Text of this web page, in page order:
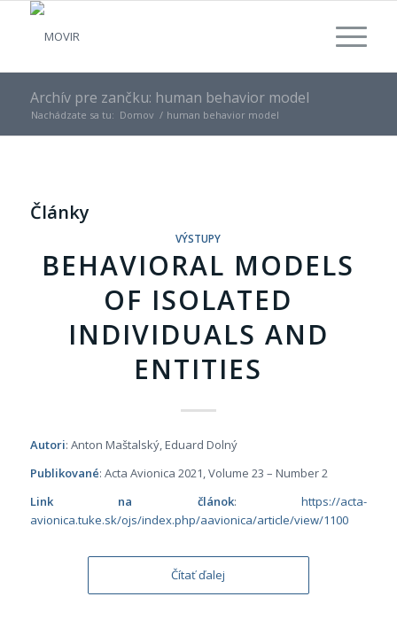
Archív pre zančku: human behavior model
Nachádzate sa tu: Domov / human behavior model
Články
VÝSTUPY
BEHAVIORAL MODELS
OF ISOLATED
INDIVIDUALS AND
ENTITIES
Autori: Anton Maštalský, Eduard Dolný
Publikované: Acta Avionica 2021, Volume 23 – Number 2
Link na článok:https://acta-
avionica.tuke.sk/ojs/index.php/aavionica/article/view/1100
Čítať ďalej